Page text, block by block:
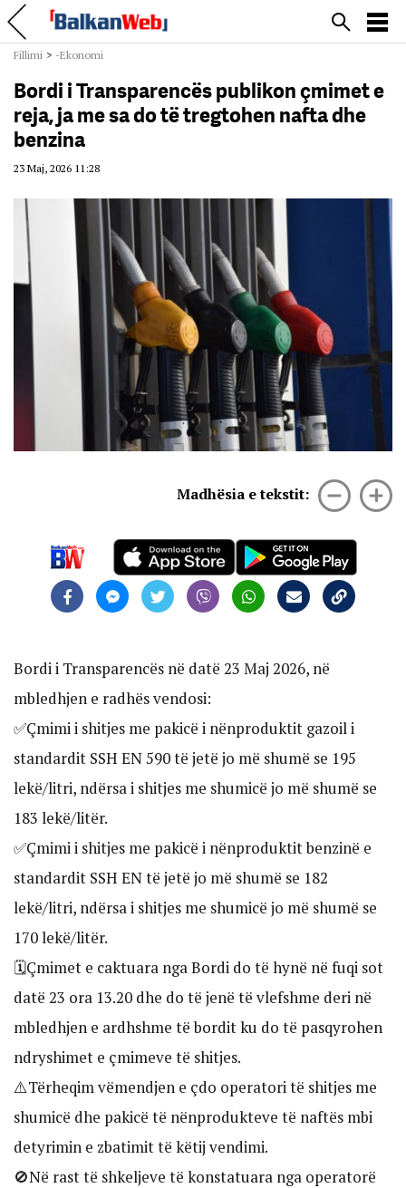
Fillimi > -Ekonomi
Bordi i Transparencës publikon çmimet e
reja, ja me sa do të tregtohen nafta dhe
benzina
23 Maj, 2026 11:28
Madhësia e tekstit:
Bordi i Transparencës në datë 23 Maj 2026, në
mbledhjen e radhës vendosi:
✅Çmimi i shitjes me pakicë i nënproduktit gazoil i
standardit SSH EN 590 të jetë jo më shumë se 195
lekë/litri, ndërsa i shitjes me shumicë jo më shumë se
183 lekë/litër.
✅Çmimi i shitjes me pakicë i nënproduktit benzinë e
standardit SSH EN të jetë jo më shumë se 182
lekë/litri, ndërsa i shitjes me shumicë jo më shumë se
170 lekë/litër.
🗓️Çmimet e caktuara nga Bordi do të hynë në fuqi sot
datë 23 ora 13.20 dhe do të jenë të vlefshme deri në
mbledhjen e ardhshme të bordit ku do të pasqyrohen
ndryshimet e çmimeve të shitjes.
⚠️Tërheqim vëmendjen e çdo operatori të shitjes me
shumicë dhe pakicë të nënprodukteve të naftës mbi
detyrimin e zbatimit të këtij vendimi.
🚫Në rast të shkeljeve të konstatuara nga operatorë